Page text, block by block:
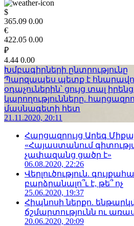
$
365.09 0.00
€
422.05 0.00
₽
4.44 0.00
Խմբագիրների ընտրությունը
Պարզապես պետք է
օդաչուներին՝ ցույց տալ իրենց
կարողությունները.
մասնագետի հետ
21.11.2020, 20:11
Հարցազրույց Արեգ
«Հայաստանում
չափազանց ցածր է»
06.08.2020, 22:26
Վերլուծություն.
բարձրանալո՞ւ է, թե՞ ոչ
25.06.2020, 19:37
Հիպնոսի ներքո.
ճշմարտությունն ու
20.06.2020, 20:09